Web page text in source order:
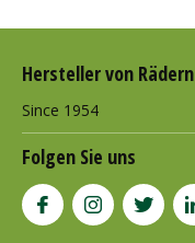
Hersteller von Rädern
Since 1954
Folgen Sie uns